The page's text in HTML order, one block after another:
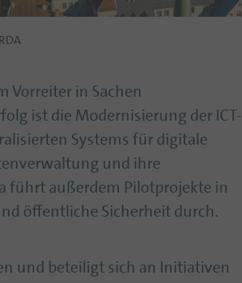
Vorreiter in Sachen
ist die Modernisierung der ICT-
Systems für digitale
und ihre
führt außerdem Pilotprojekte in
öffentliche Sicherheit durch.
und beteiligt sich an Initiativen